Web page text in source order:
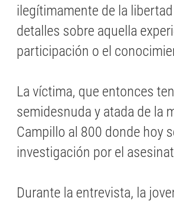
ilegítimamente de la
detalles sobre aquella
participación o el
La víctima, que entonces
semidesnuda y atada de la
Campillo al 800 donde hoy
investigación por el
Durante la entrevista, la